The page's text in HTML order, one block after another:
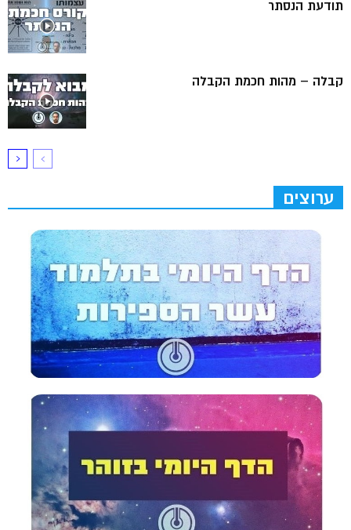
תודעת הנסתר
קבלה – מהות חכמת הקבלה
ערוצים